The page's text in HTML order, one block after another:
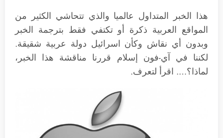
هذا الخبر المتداول عالميا والذي تتحاشي الكثير من
المواقع العربية ذكرة أو تكتفي فقط بترجمة الخبر
وبدون أي نقاش وكأن اسرائيل دولة عربية شقيقة.
لكننا في آي-فون إسلام قررنا مناقشة هذا الخبر،
لماذا؟…. اقرأ لتعرف.